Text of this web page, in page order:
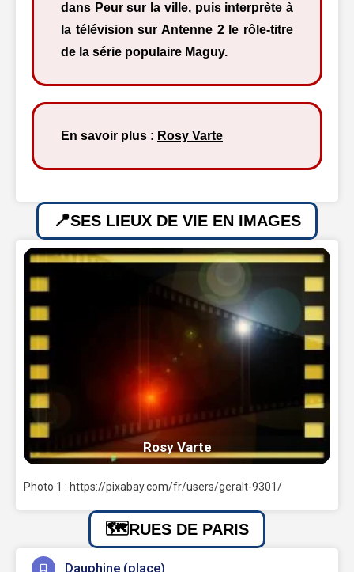
dans Peur sur la ville, puis interprète à
la télévision sur Antenne 2 le rôle-titre
de la série populaire Maguy.
En savoir plus : Rosy Varte
SES LIEUX DE VIE EN IMAGES
Rosy Varte
Photo 1 : https://pixabay.com/fr/users/geralt-9301/
RUES DE PARIS
Dauphine (place)